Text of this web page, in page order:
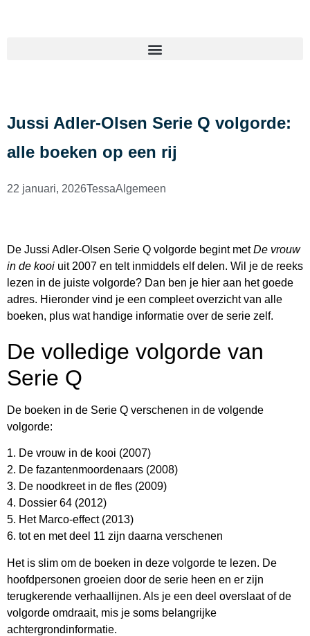
Jussi Adler-Olsen Serie Q volgorde:
alle boeken op een rij
22 januari, 2026TessaAlgemeen
De Jussi Adler-Olsen Serie Q volgorde begint metDe vrouw
in de kooi uit 2007 en telt inmiddels elf delen. Wil je de reeks
lezen in de juiste volgorde? Dan ben je hier aan het goede
adres. Hieronder vind je een compleet overzicht van alle
boeken, plus wat handige informatie over de serie zelf.
De volledige volgorde van
Serie Q
De boeken in de Serie Q verschenen in de volgende
volgorde:
1. De vrouw in de kooi (2007)
2. De fazantenmoordenaars (2008)
3. De noodkreet in de fles (2009)
4. Dossier 64 (2012)
5. Het Marco-effect (2013)
6. tot en met deel 11 zijn daarna verschenen
Het is slim om de boeken in deze volgorde te lezen. De
hoofdpersonen groeien door de serie heen en er zijn
terugkerende verhaallijnen. Als je een deel overslaat of de
volgorde omdraait, mis je soms belangrijke
achtergrondinformatie.